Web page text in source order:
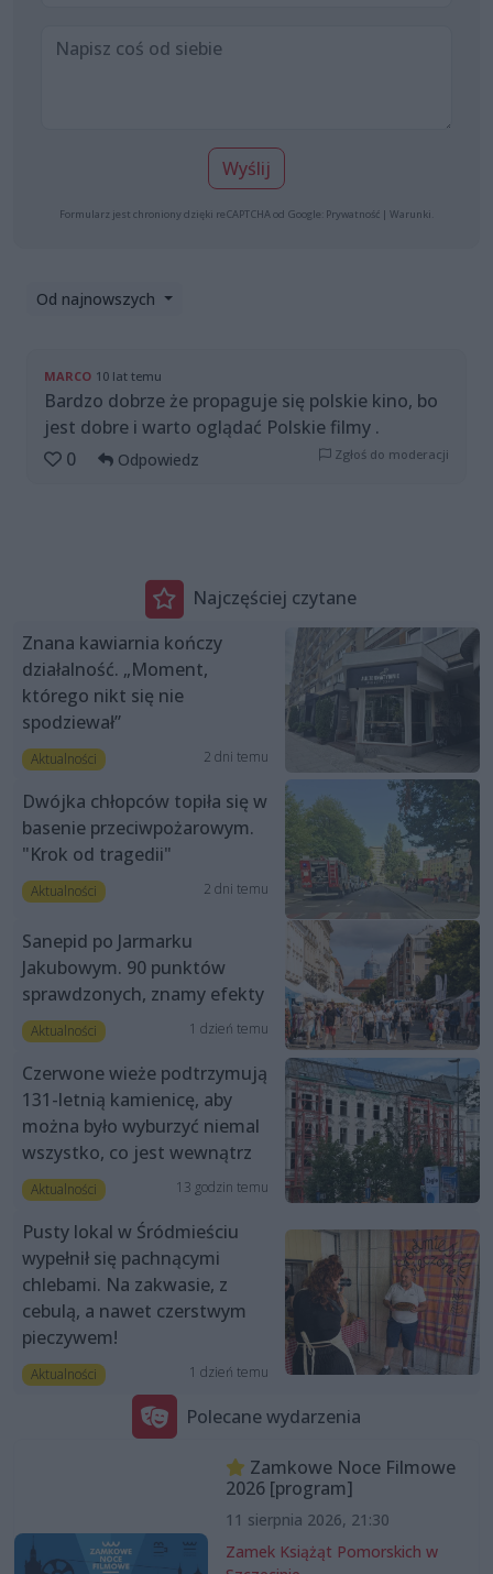
Wyślij
Formularz jest chroniony dzięki reCAPTCHA od Google: Prywatność | Warunki
Od najnowszych
MARCO 10 lat temu
Bardzo dobrze że propaguje się polskie kino, bo
jest dobre i warto oglądać Polskie filmy .
0
Odpowiedz Zgłoś do moderacji
Najczęściej czytane
Znana kawiarnia kończy
działalność. „Moment,
którego nikt się nie
spodziewał”
Aktualności 2 dni temu
Dwójka chłopców topiła się w
basenie przeciwpożarowym.
"Krok od tragedii"
Aktualności 2 dni temu
Sanepid po Jarmarku
Jakubowym. 90 punktów
sprawdzonych, znamy efekty
Aktualności 1 dzień temu
Czerwone wieże podtrzymują
131-letnią kamienicę, aby
można było wyburzyć niemal
wszystko, co jest wewnątrz
Aktualności 13 godzin temu
Pusty lokal w Śródmieściu
wypełnił się pachnącymi
chlebami. Na zakwasie, z
cebulą, a nawet czerstwym
pieczywem!
Aktualności 1 dzień temu
Polecane wydarzenia
Zamkowe Noce Filmowe
2026 [program]
11 sierpnia 2026, 21:30
Zamek Książąt Pomorskich w